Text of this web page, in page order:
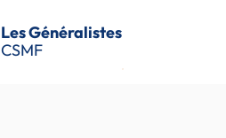
Les Généralistes
CSMF